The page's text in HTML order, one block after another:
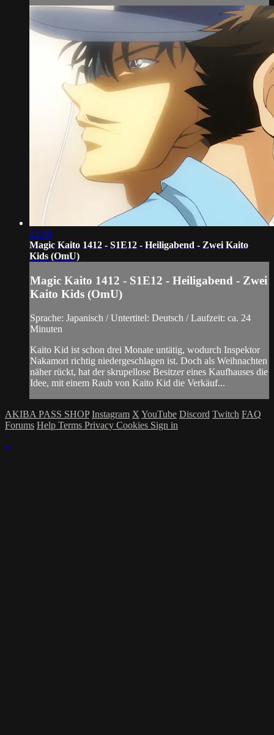
23:49
Magic Kaito 1412 - S1E12 - Heiligabend - Zwei Kaito
Kids (OmU)
Magic Kaito 1412 - S1E12 - Heiligabend - Zwei
Kaito Kids (OmU)
Sprache: Japanisch / Untertitel: Deutsch / Laufzeit: ca. 24
Minuten
Kaito Kid ist schon drei Monate untätig, wodurch Inspektor
Nakamori richtig niedergeschlagen ist. Doch als Weihnachten
näher rückt, hat der skrupellose Besitzer eines Kaufhauses die
Idee, mit einem Raub von Kaito Kid die Verkäuf...
AKIBA PASS SHOP Instagram X YouTube Discord Twitch FAQ
Forums Help Terms Privacy Cookies Sign in
×